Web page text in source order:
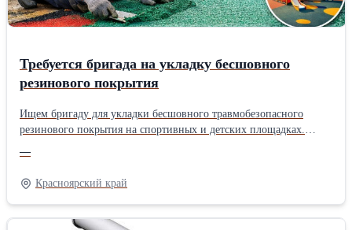
Требуется бригада на укладку бесшовного
резинового покрытия
Ищем бригаду для укладки бесшовного травмобезопасного
резинового покрытия на спортивных и детских площадках.
наличие инструмента приветствуется. Обязанности: —
подготовка основания; — укладка бесшовного покрытия; —
выполнение работ качественно и в срок. Условия: — стабильные
—
Красноярский край